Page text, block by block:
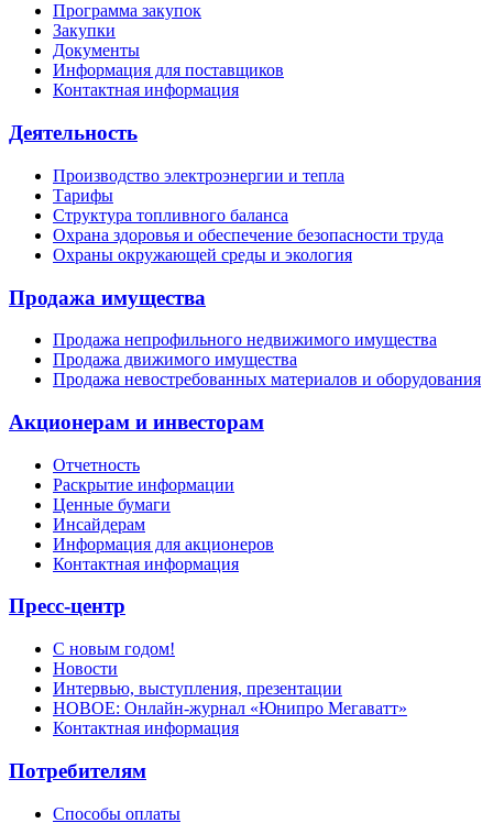
Программа закупок
Закупки
Документы
Информация для поставщиков
Контактная информация
Деятельность
Производство электроэнергии и тепла
Тарифы
Структура топливного баланса
Охрана здоровья и обеспечение безопасности труда
Охраны окружающей среды и экология
Продажа имущества
Продажа непрофильного недвижимого имущества
Продажа движимого имущества
Продажа невостребованных материалов и оборудования
Акционерам и инвесторам
Отчетность
Раскрытие информации
Ценные бумаги
Инсайдерам
Информация для акционеров
Контактная информация
Пресс-центр
С новым годом!
Новости
Интервью, выступления, презентации
НОВОЕ: Онлайн-журнал «Юнипро Мегаватт»
Контактная информация
Потребителям
Способы оплаты